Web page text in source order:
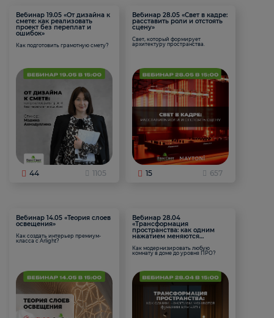
Вебинар 19.05 «От дизайна к
смете: как реализовать
проект без переплат и
ошибок»
Как подготовить грамотную смету?
44 1105
Вебинар 28.05 «Свет в кадре:
расставить роли и отстоять
сцену»
Свет, который формирует
архитектуру пространства.
15 657
Вебинар 14.05 «Теория слоев
освещения»
Как создать интерьер премиум-
класса с Arlight?
Вебинар 28.04
«Трансформация
пространства: как одним
нажатием меняются
Как модернизировать любую
комнату в доме до уровня ПРО?